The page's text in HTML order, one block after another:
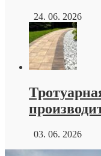
24. 06. 2026
03. 06. 2026